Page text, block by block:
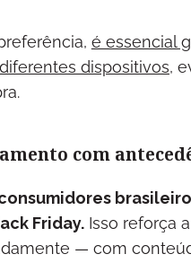
é essencial
dispositivos,
com
Friday.Isso reforça
— com